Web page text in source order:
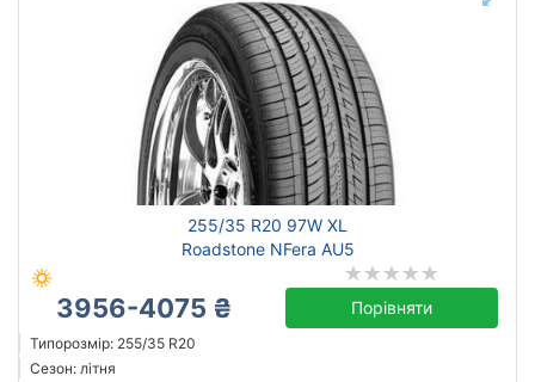
255/35 R20 97W XL
Roadstone NFera AU5
3956-4075 ₴ Порівняти
Типорозмір: 255/35 R20
Сезон: літня